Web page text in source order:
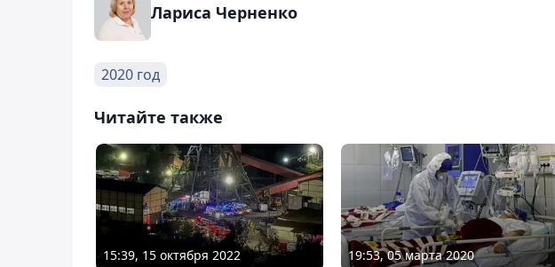
Лариса Черненко
2020 год
Читайте также
15:39, 15 октября 2022 19:53, 05 марта 2020